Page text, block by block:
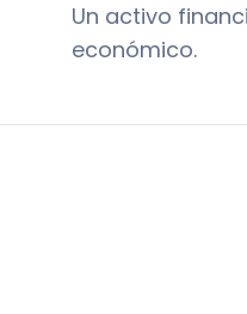
Un activo
económico.